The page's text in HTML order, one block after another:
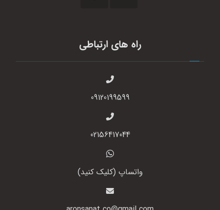
راه های ارتباطی
09120199599
02156417044
واتساپ (کلیک کنید)